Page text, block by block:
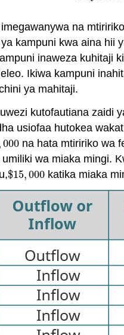
imegawanywa na
kampuni kwa aina
inaweza kuhitaji
Ikiwa kampuni
ya mahitaji.
kutofautiana
usiofaa hutokea
000
,000 na hata mtiririko wa
wa miaka mingi.
$15,000
$15, 000 katika miaka